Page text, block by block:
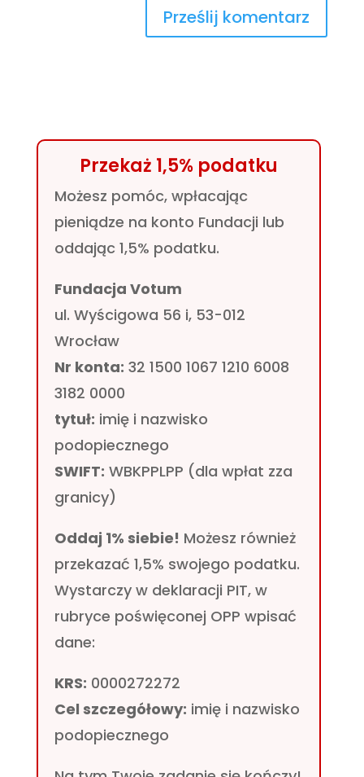
Przekaż 1,5% podatku
Możesz pomóc, wpłacając
pieniądze na konto Fundacji lub
oddając 1,5% podatku.
Fundacja Votum
ul. Wyścigowa 56 i, 53-012
Wrocław
Nr konta: 32 1500 1067 1210 6008
3182 0000
tytuł: imię i nazwisko
podopiecznego
SWIFT: WBKPPLPP (dla wpłat zza
granicy)
Oddaj 1% siebie! Możesz również
przekazać 1,5% swojego podatku.
Wystarczy w deklaracji PIT, w
rubryce poświęconej OPP wpisać
dane:
KRS: 0000272272
Cel szczegółowy: imię i nazwisko
podopiecznego